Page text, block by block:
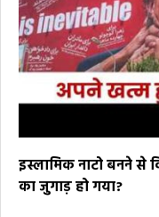
इस्लामिक नाटो बनने से
का जुगाड़ हो गया?